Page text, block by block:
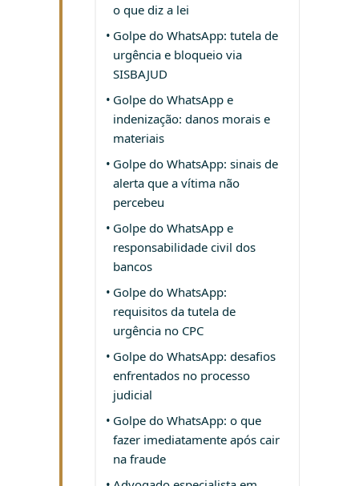
o que diz a lei
Golpe do WhatsApp: tutela de
urgência e bloqueio via
SISBAJUD
Golpe do WhatsApp e
indenização: danos morais e
materiais
Golpe do WhatsApp: sinais de
alerta que a vítima não
percebeu
Golpe do WhatsApp e
responsabilidade civil dos
bancos
Golpe do WhatsApp:
requisitos da tutela de
urgência no CPC
Golpe do WhatsApp: desafios
enfrentados no processo
judicial
Golpe do WhatsApp: o que
fazer imediatamente após cair
na fraude